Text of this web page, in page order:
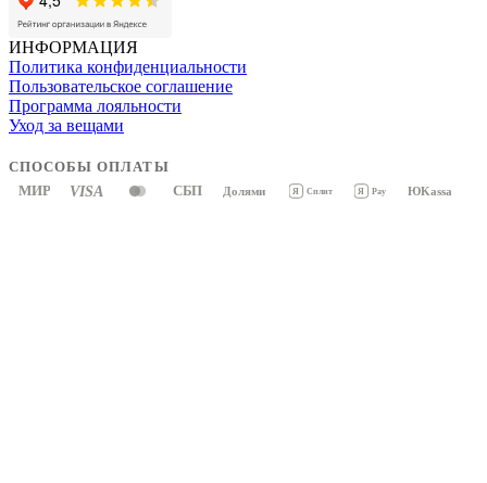
ИНФОРМАЦИЯ
Политика конфиденциальности
Пользовательское соглашение
Программа лояльности
Уход за вещами
СПОСОБЫ ОПЛАТЫ
МИР VISA СБП Долями Я Сплит Я Pay ЮKassa